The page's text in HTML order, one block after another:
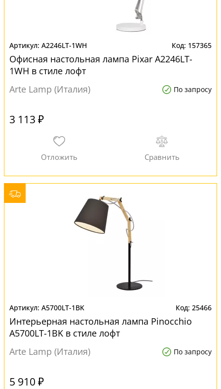
A2246LT-1WH 157365
Офисная настольная лампа Pixar A2246LT-
1WH в стиле лофт
Arte Lamp (Италия)
По запросу
3 113 ₽
A5700LT-1BK 25466
Интерьерная настольная лампа Pinocchio
A5700LT-1BK в стиле лофт
Arte Lamp (Италия)
По запросу
5 910 ₽